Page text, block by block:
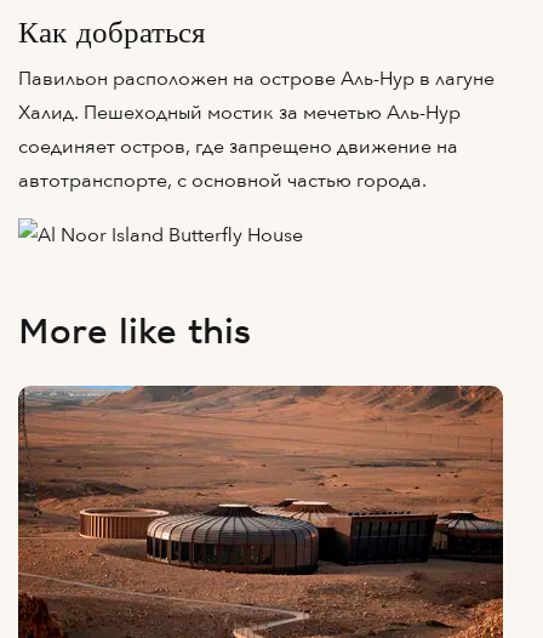
Как добраться
Павильон расположен на острове Аль-Нур в лагуне
Халид. Пешеходный мостик за мечетью Аль-Нур
соединяет остров, где запрещено движение на
автотранспорте, с основной частью города.
More like this